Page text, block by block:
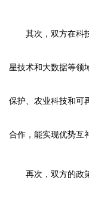
其次，双方在科
星技术和大数据等领
保护、农业科技和可
合作，能实现优势互
再次，双方的政